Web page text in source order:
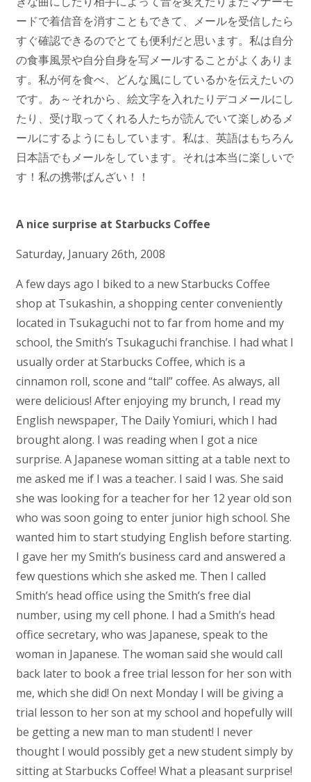
ードで着信音を消すこともできて、メールを受信したら
すぐ確認できるのでとても便利だと思います。私は自分
の食事風景や自分自身を写メールすることがよくありま
す。私が何を食べ、どんな風にしているかを伝えたいの
です。あ～それから、絵文字を入れたりデコメールにし
たり、受け取ってくれる人たちが読んでいて楽しめるメ
ールにするようにもしています。私は、英語はもちろん
日本語でもメールをしています。それは本当に楽しいで
す！私の携帯ばんざい！！
A nice surprise at Starbucks Coffee
Saturday, January 26th, 2008
A few days ago I biked to a new Starbucks Coffee
shop at Tsukashin, a shopping center conveniently
located in Tsukaguchi not to far from home and my
school, the Smith’s Tsukaguchi franchise. I had what I
usually order at Starbucks Coffee, which is a
cinnamon roll, scone and “tall” coffee. As always, all
were delicious! After enjoying my brunch, I read my
English newspaper, The Daily Yomiuri, which I had
brought along. I was reading when I got a nice
surprise. A Japanese woman sitting at a table next to
me asked me if I was a teacher. I said I was. She said
she was looking for a teacher for her 12 year old son
who was soon going to enter junior high school. She
wanted him to start studying English before starting.
I gave her my Smith’s business card and answered a
few questions which she asked me. Then I called
Smith’s head office using the Smith’s free dial
number, using my cell phone. I had a Smith’s head
office secretary, who was Japanese, speak to the
woman in Japanese. The woman said she would call
back later to book a free trial lesson for her son with
me, which she did! On next Monday I will be giving a
trial lesson to her son at my school and hopefully will
be getting a new man to man student! I never
thought I would possibly get a new student simply by
sitting at Starbucks Coffee! What a pleasant surprise!